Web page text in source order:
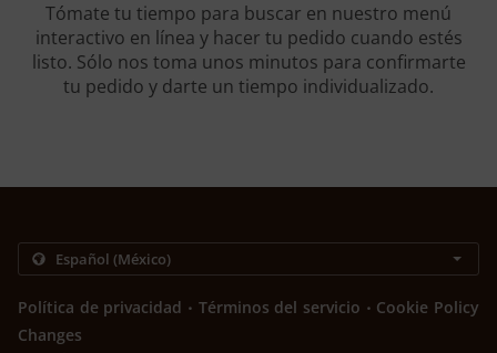
Tómate tu tiempo para buscar en nuestro menú
interactivo en línea y hacer tu pedido cuando estés
listo. Sólo nos toma unos minutos para confirmarte
tu pedido y darte un tiempo individualizado.
Política de privacidad . Términos del servicio . Cookie Policy
Changes